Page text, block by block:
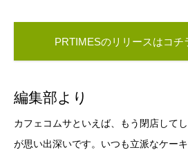
PRTIMESのリリースはコチ
編集部より
カフェコムサといえば、もう閉店して
が思い出深いです。いつも立派なケー